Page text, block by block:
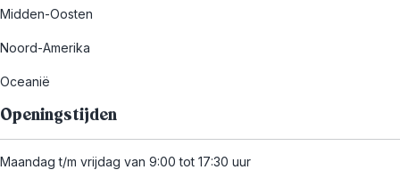
Midden-Oosten
Noord-Amerika
Oceanië
Openingstijden
Maandag t/m vrijdag van 9:00 tot 17:30 uur